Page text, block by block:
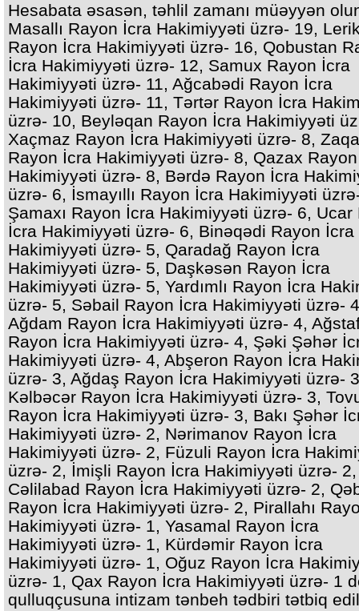
Hesabata əsasən, təhlil zamanı müəyyən
Masallı Rayon İcra Hakimiyyəti üzrə- 19,
Rayon İcra Hakimiyyəti üzrə- 16, Qobustan
İcra Hakimiyyəti üzrə- 12, Samux Rayon İcra
Hakimiyyəti üzrə- 11, Ağcabədi Rayon İcra
Hakimiyyəti üzrə- 11, Tərtər Rayon İcra
üzrə- 10, Beyləqan Rayon İcra Hakimiyyəti
Xaçmaz Rayon İcra Hakimiyyəti üzrə- 8,
Rayon İcra Hakimiyyəti üzrə- 8, Qazax
Hakimiyyəti üzrə- 8, Bərdə Rayon İcra
üzrə- 6, İsmayıllı Rayon İcra Hakimiyyəti
Şamaxı Rayon İcra Hakimiyyəti üzrə- 6, Ucar
İcra Hakimiyyəti üzrə- 6, Binəqədi Rayon İcra
Hakimiyyəti üzrə- 5, Qaradağ Rayon İcra
Hakimiyyəti üzrə- 5, Daşkəsən Rayon İcra
Hakimiyyəti üzrə- 5, Yardımlı Rayon İcra
üzrə- 5, Səbail Rayon İcra Hakimiyyəti üzrə-
Ağdam Rayon İcra Hakimiyyəti üzrə- 4,
Rayon İcra Hakimiyyəti üzrə- 4, Şəki Şəhər
Hakimiyyəti üzrə- 4, Abşeron Rayon İcra
üzrə- 3, Ağdaş Rayon İcra Hakimiyyəti üzrə-
Kəlbəcər Rayon İcra Hakimiyyəti üzrə- 3,
Rayon İcra Hakimiyyəti üzrə- 3, Bakı Şəhər
Hakimiyyəti üzrə- 2, Nərimanov Rayon İcra
Hakimiyyəti üzrə- 2, Füzuli Rayon İcra
üzrə- 2, İmişli Rayon İcra Hakimiyyəti üzrə- 2,
Cəlilabad Rayon İcra Hakimiyyəti üzrə- 2,
Rayon İcra Hakimiyyəti üzrə- 2, Pirallahı
Hakimiyyəti üzrə- 1, Yasamal Rayon İcra
Hakimiyyəti üzrə- 1, Kürdəmir Rayon İcra
Hakimiyyəti üzrə- 1, Oğuz Rayon İcra
üzrə- 1, Qax Rayon İcra Hakimiyyəti üzrə- 1
qulluqçusuna intizam tənbeh tədbiri tətbiq